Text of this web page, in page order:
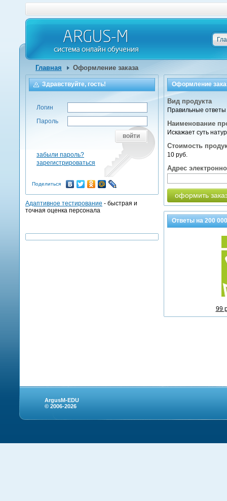
Главная Оформление заказа
Оформление
Вид продукта
Правильные ответы
Наименование
Искажает суть
Стоимость
10 руб.
Адрес
оформить
Ответы на200 000
99
Здравствуйте, гость!
Логин
Пароль
войти
забыли пароль?
зарегистрироваться
Поделиться
Адаптивное тестирование - быстрая и
точная оценка персонала
ArgusM-EDU
© 2006-2026